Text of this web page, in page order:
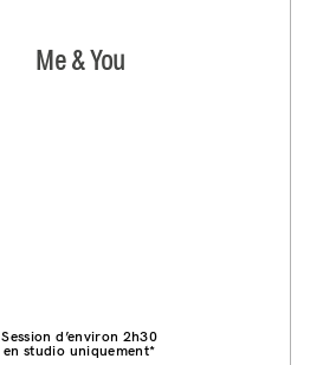
Me & You
Session d’environ 2h30
en studio uniquement*